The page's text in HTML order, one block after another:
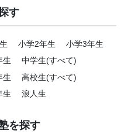
す
小学2年生
小学3年生
生
中学生(すべて)
生
高校生(すべて)
生 浪人生
を探す